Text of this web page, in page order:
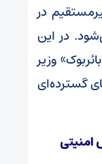
در
در این
وزیر
گسترده‌ای
امنیتی